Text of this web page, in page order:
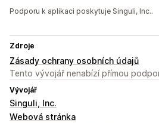
Podporu k aplikaci poskytuje Singuli, Inc..
Zdroje
Zásady ochrany osobních údajů
Tento vývojář nenabízí přímou
Vývojář
Singuli, Inc.
Webová stránka